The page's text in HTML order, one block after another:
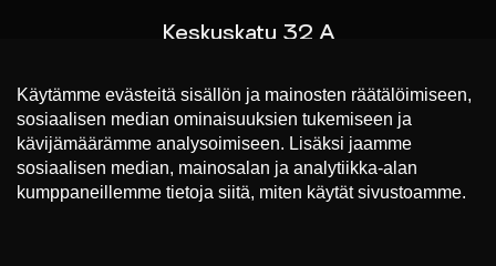
Keskuskatu 32 A
p. 044 767 9070
Liput konsertteihin
https://www.lippu.fi/